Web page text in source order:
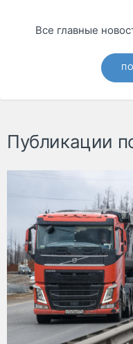
Все главные
Публикации